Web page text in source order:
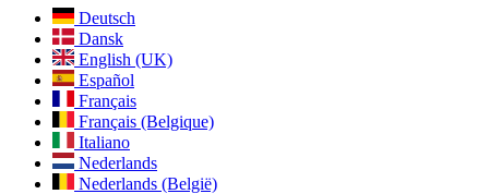
Deutsch
Dansk
English (UK)
Español
Français
Français (Belgique)
Italiano
Nederlands
Nederlands (België)